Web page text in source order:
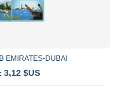
EMIRATES-DUBAI
3,12 $US